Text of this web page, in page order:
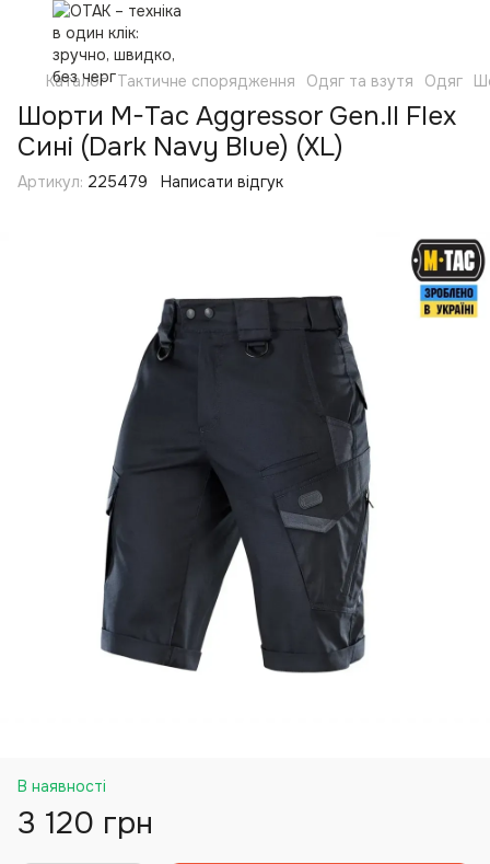
Каталог Тактичне спорядження Одяг та взутя Одяг
Шорти M-Tac Aggressor Gen.II Flex
Сині (Dark Navy Blue) (XL)
Артикул: 225479 Написати відгук
В наявності
3 120 грн